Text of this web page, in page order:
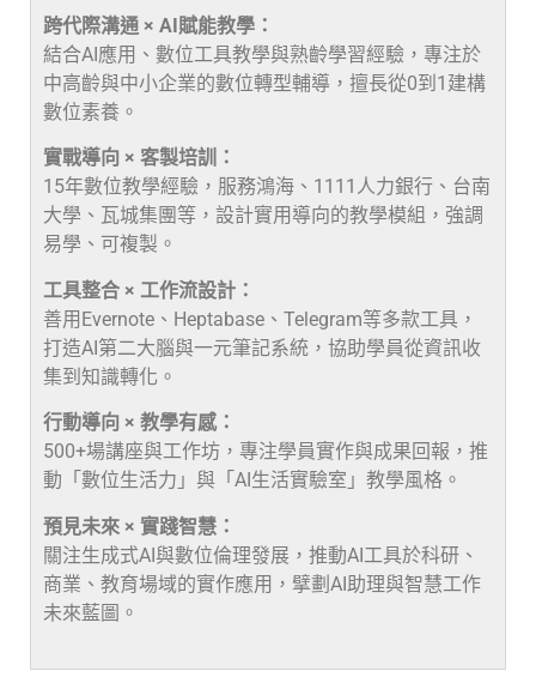
跨代際溝通 × AI賦能教學：
結合AI應用、數位工具教學與熟齡學習經驗，專注於
中高齡與中小企業的數位轉型輔導，擅長從0到1建構
數位素養。
實戰導向 × 客製培訓：
15年數位教學經驗，服務鴻海、1111人力銀行、台南
大學、瓦城集團等，設計實用導向的教學模組，強調
易學、可複製。
工具整合 × 工作流設計：
善用Evernote、Heptabase、Telegram等多款工具，
打造AI第二大腦與一元筆記系統，協助學員從資訊收
集到知識轉化。
行動導向 × 教學有感：
500+場講座與工作坊，專注學員實作與成果回報，推
動「數位生活力」與「AI生活實驗室」教學風格。
預見未來 × 實踐智慧：
關注生成式AI與數位倫理發展，推動AI工具於科研、
商業、教育場域的實作應用，擘劃AI助理與智慧工作
未來藍圖。